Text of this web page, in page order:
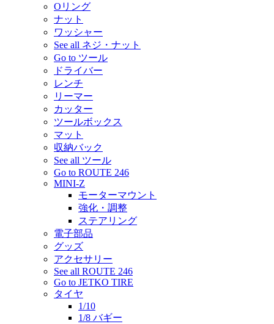
Oリング
ナット
ワッシャー
See all ネジ・ナット
Go to ツール
ドライバー
レンチ
リーマー
カッター
ツールボックス
マット
収納バック
See all ツール
Go to ROUTE 246
MINI-Z
モーターマウント
強化・調整
ステアリング
電子部品
グッズ
アクセサリー
See all ROUTE 246
Go to JETKO TIRE
タイヤ
1/10
1/8 バギー